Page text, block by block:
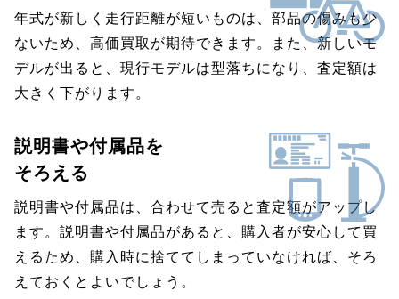
年式が新しく走行距離が短いものは、部品の傷みも少
ないため、高価買取が期待できます。また、新しいモ
デルが出ると、現行モデルは型落ちになり、査定額は
大きく下がります。
説明書や付属品を
そろえる
説明書や付属品は、合わせて売ると査定額がアップし
ます。説明書や付属品があると、購入者が安心して買
えるため、購入時に捨ててしまっていなければ、そろ
えておくとよいでしょう。